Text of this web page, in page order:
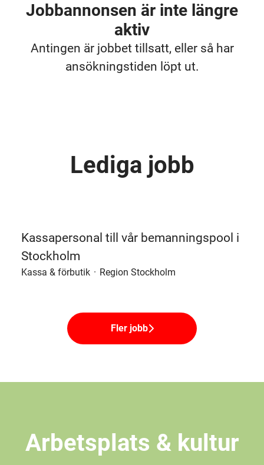
Jobbannonsen är inte längre
aktiv
Antingen är jobbet tillsatt, eller så har
ansökningstiden löpt ut.
Lediga jobb
Kassapersonal till vår bemanningspool i
Stockholm
Kassa & förbutik · Region Stockholm
Fler jobb
Arbetsplats & kultur